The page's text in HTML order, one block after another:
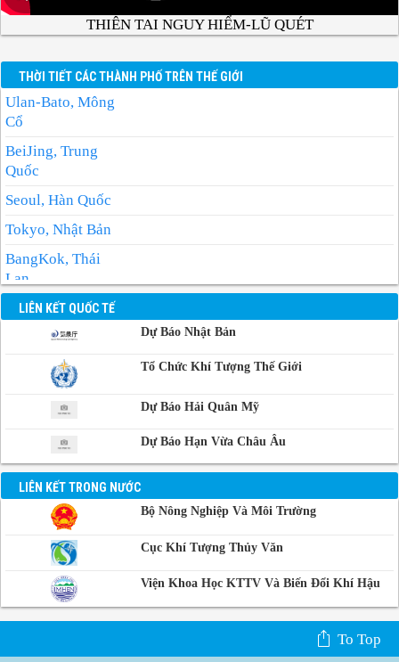
THIÊN TAI NGUY HIỂM-LŨ QUÉT
THỜI TIẾT CÁC THÀNH PHỐ TRÊN THẾ GIỚI
Ulan-Bato, Mông
Cổ
BeiJing, Trung
Quốc
Seoul, Hàn Quốc
Tokyo, Nhật Bản
BangKok, Thái
Lan
Manila, Philippin
Phnom-Penh,
Campuchia
LIÊN KẾT QUỐC TẾ
Dự Báo Nhật Bản
Tổ Chức Khí Tượng Thế Giới
Dự Báo Hải Quân Mỹ
Dự Báo Hạn Vừa Châu Âu
LIÊN KẾT TRONG NƯỚC
Bộ Nông Nghiệp Và Môi Trường
Cục Khí Tượng Thủy Văn
Viện Khoa Học KTTV Và Biến Đổi Khí Hậu
To Top